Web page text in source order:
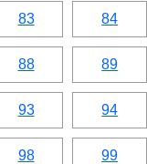
83 84
88 89
93 94
98 99